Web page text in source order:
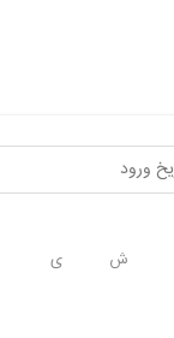
ش ی